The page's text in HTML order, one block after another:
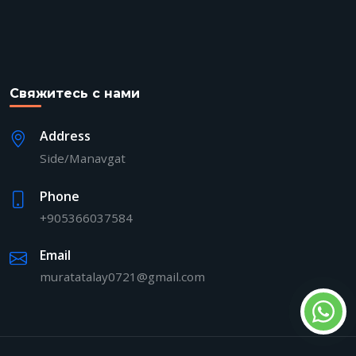
Свяжитесь с нами
Address
Side/Manavgat
Phone
+905366037584
Email
muratatalay0721@gmail.com